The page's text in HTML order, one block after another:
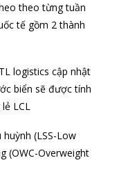
theo từng tuần
tế gồm 2 thành
logistics cập nhật
biển sẽ được tính
LCL
(LSS-Low
(OWC-Overweight